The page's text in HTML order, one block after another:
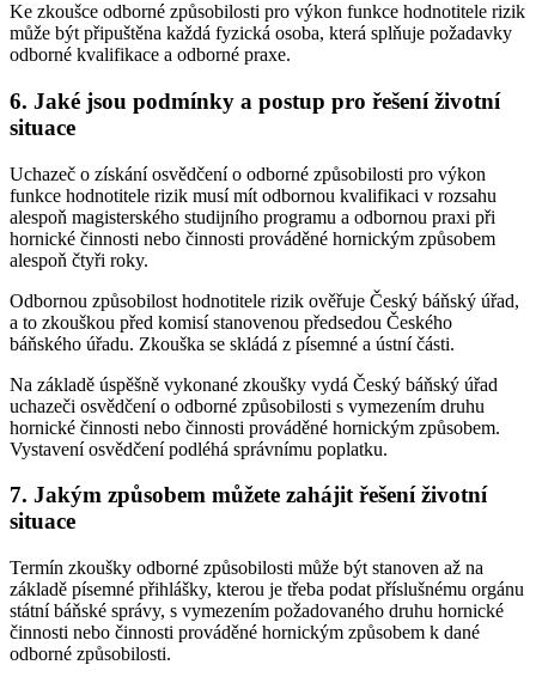
Ke zkoušce odborné způsobilosti pro výkon funkce hodnotitele rizik
může být připuštěna každá fyzická osoba, která splňuje požadavky
odborné kvalifikace a odborné praxe.
6. Jaké jsou podmínky a postup pro řešení životní
situace
Uchazeč o získání osvědčení o odborné způsobilosti pro výkon
funkce hodnotitele rizik musí mít odbornou kvalifikaci v rozsahu
alespoň magisterského studijního programu a odbornou praxi při
hornické činnosti nebo činnosti prováděné hornickým způsobem
alespoň čtyři roky.
Odbornou způsobilost hodnotitele rizik ověřuje Český báňský úřad,
a to zkouškou před komisí stanovenou předsedou Českého
báňského úřadu. Zkouška se skládá z písemné a ústní části.
Na základě úspěšně vykonané zkoušky vydá Český báňský úřad
uchazeči osvědčení o odborné způsobilosti s vymezením druhu
hornické činnosti nebo činnosti prováděné hornickým způsobem.
Vystavení osvědčení podléhá správnímu poplatku.
7. Jakým způsobem můžete zahájit řešení životní
situace
Termín zkoušky odborné způsobilosti může být stanoven až na
základě písemné přihlášky, kterou je třeba podat příslušnému orgánu
státní báňské správy, s vymezením požadovaného druhu hornické
činnosti nebo činnosti prováděné hornickým způsobem k dané
odborné způsobilosti.